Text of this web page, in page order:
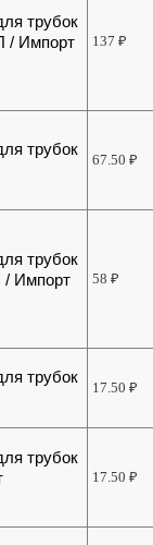
трубок
/ Импорт
137₽
трубок
67.50₽
трубок
Импорт
58₽
трубок
17.50₽
трубок
17.50₽